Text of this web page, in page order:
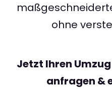
ohne
Jetzt Ihren
anfragen &